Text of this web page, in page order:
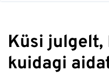
Küsi julgelt,
kuidagi